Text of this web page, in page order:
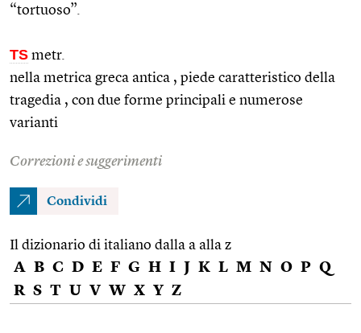
“tortuoso”.
TS metr.
nella metrica greca antica , piede caratteristico della
tragedia , con due forme principali e numerose
varianti
Correzioni e suggerimenti
Condividi
Il dizionario di italiano dalla a alla z
A B C D E F G H I J K L M N O P Q
R S T U V W X Y Z